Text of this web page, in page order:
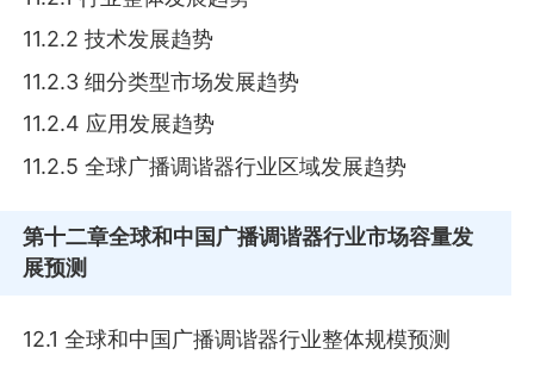
11.2.2 技术发展趋势
11.2.3 细分类型市场发展趋势
11.2.4 应用发展趋势
11.2.5 全球广播调谐器行业区域发展趋势
第十二章全球和中国广播调谐器行业市场容量发
展预测
12.1 全球和中国广播调谐器行业整体规模预测